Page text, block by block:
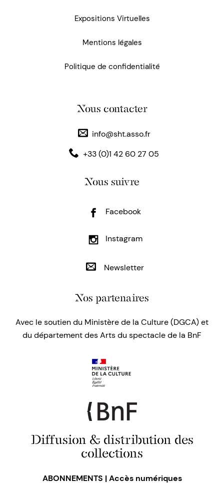
Expositions Virtuelles
Mentions légales
Politique de confidentialité
Nous contacter
info@sht.asso.fr
+33 (0)1 42 60 27 05
Nous suivre
Facebook
Instagram
Newsletter
Nos partenaires
Avec le soutien du Ministère de la Culture (DGCA) et
du département des Arts du spectacle de la BnF
Diffusion & distribution des
collections
ABONNEMENTS | Accès numériques